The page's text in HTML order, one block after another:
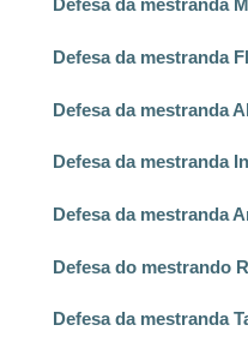
Defesa da mestranda
Defesa da mestranda
Defesa da mestranda
Defesa da mestranda
Defesa da mestranda
Defesa do mestrando
Defesa da mestranda